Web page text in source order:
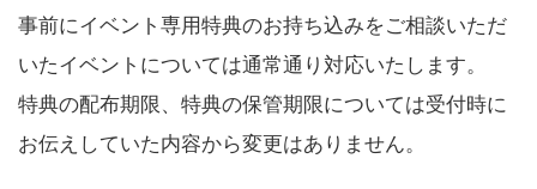
事前にイベント専用特典のお持ち込みをご相談いただ
いたイベントについては通常通り対応いたします。
特典の配布期限、特典の保管期限については受付時に
お伝えしていた内容から変更はありません。